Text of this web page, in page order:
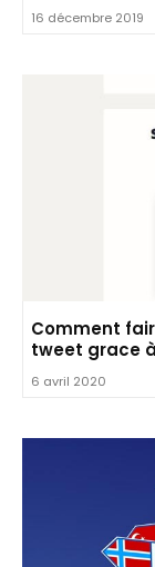
16 décembre 2019
Comment
tweet grace
6 avril 2020